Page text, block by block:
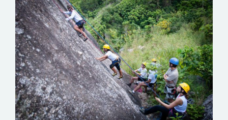
Em breve
Segundo semestre
Iniciante
2 a 3 meses
TENHO INTERESSE